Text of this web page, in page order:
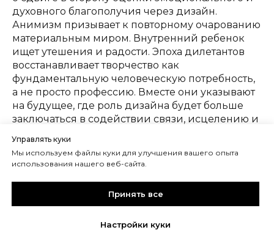
духовного благополучия через дизайн.
Анимизм призывает к повторному очарованию
материальным миром. Внутренний ребенок
ищет утешения и радости. Эпоха дилетантов
восстанавливает творчество как
фундаментальную человеческую потребность,
а не просто профессию. Вместе они указывают
на будущее, где роль дизайна будет больше
заключаться в содействии связи, исцелению и
потреблении. Эти концепции коллективно
бросают вызов чисто коммерческим
человекоцентричный подход, который
неустойчивых систем. Если у объектов есть
Управлять куки
Мы используем файлы куки для улучшения вашего опыта
использования нашего веб-сайта.
Принять все
Настройки куки